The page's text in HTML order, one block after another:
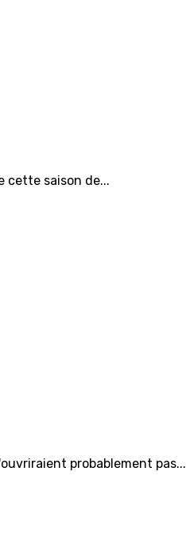
cette saison de...
probablement pas...